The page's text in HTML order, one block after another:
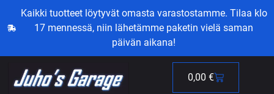
Kaikki tuotteet löytyvät omasta varastostamme. Tilaa klo
17 mennessä, niin lähetämme paketin vielä saman
päivän aikana!
0,00 €